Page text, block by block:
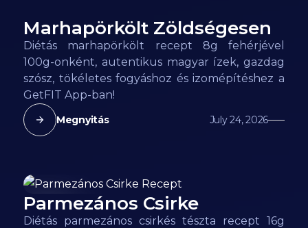
80kcal
Marhapörkölt Zöldségesen
Diétás marhapörkölt recept 8g fehérjével
100g-onként, autentikus magyar ízek, gazdag
szósz, tökéletes fogyáshoz és izomépítéshez a
GetFIT App-ban!
Megnyitás July 24, 2026
137kcal
Parmezános Csirke
Diétás parmezános csirkés tészta recept 16g